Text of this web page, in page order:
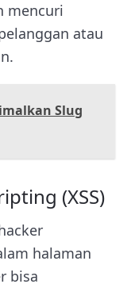
mencuri
atau
Slug
(XSS)
halaman
bisa